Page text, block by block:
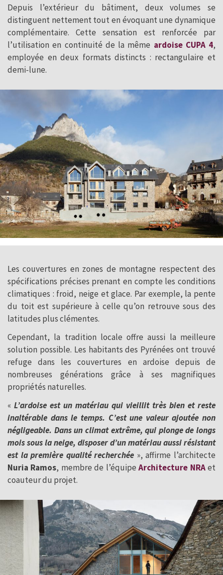
Depuis l’extérieur du bâtiment, deux volumes se
distinguent nettement tout en évoquant une dynamique
complémentaire. Cette sensation est renforcée par
l’utilisation en continuité de la même ardoise CUPA 4,
employée en deux formats distincts : rectangulaire et
demi-lune.
Les couvertures en zones de montagne respectent des
spécifications précises prenant en compte les conditions
climatiques : froid, neige et glace. Par exemple, la pente
du toit est supérieure à celle qu’on retrouve sous des
latitudes plus clémentes.
Cependant, la tradition locale offre aussi la meilleure
solution possible. Les habitants des Pyrénées ont trouvé
refuge dans les couvertures en ardoise depuis de
nombreuses générations grâce à ses magnifiques
propriétés naturelles.
« L’ardoise est un matériau qui vieillit très bien et reste
inaltérable dans le temps. C’est une valeur ajoutée non
négligeable. Dans un climat extrême, qui plonge de longs
mois sous la neige, disposer d’un matériau aussi résistant
est la première qualité recherchée », affirme l’architecte
Nuria Ramos, membre de l’équipeArchitecture NRAet
coauteur du projet.